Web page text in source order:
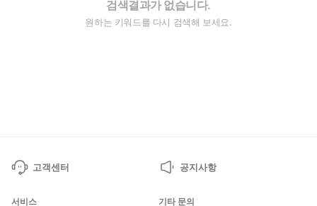
검색결과가 없습니다.
원하는 키워드를 다시 검색해 보세요.
고객센터 공지사항
서비스 기타 문의